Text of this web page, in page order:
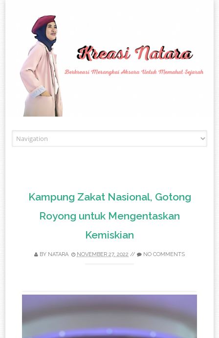
Kampung Zakat Nasional, Gotong
Royong untuk Mengentaskan
Kemiskian
BY NATARA NOVEMBER 27, 2022 // NO COMMENTS